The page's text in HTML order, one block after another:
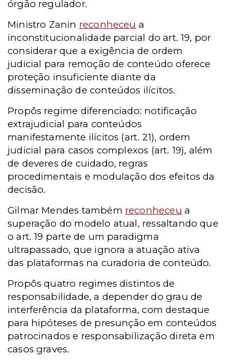
órgão regulador.
Ministro Zanin reconheceu a
inconstitucionalidade parcial do art. 19, por
considerar que a exigência de ordem
judicial para remoção de conteúdo oferece
proteção insuficiente diante da
disseminação de conteúdos ilícitos.
Propôs regime diferenciado: notificação
extrajudicial para conteúdos
manifestamente ilícitos (art. 21), ordem
judicial para casos complexos (art. 19), além
de deveres de cuidado, regras
procedimentais e modulação dos efeitos da
decisão.
Gilmar Mendes também reconheceu a
superação do modelo atual, ressaltando que
o art. 19 parte de um paradigma
ultrapassado, que ignora a atuação ativa
das plataformas na curadoria de conteúdo.
Propôs quatro regimes distintos de
responsabilidade, a depender do grau de
interferência da plataforma, com destaque
para hipóteses de presunção em conteúdos
patrocinados e responsabilização direta em
casos graves.